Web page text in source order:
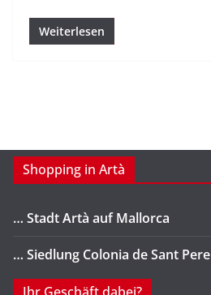
Weiterlesen
Shopping in Artà
… Stadt Artà auf Mallorca
… Siedlung Colonia de Sant Pere